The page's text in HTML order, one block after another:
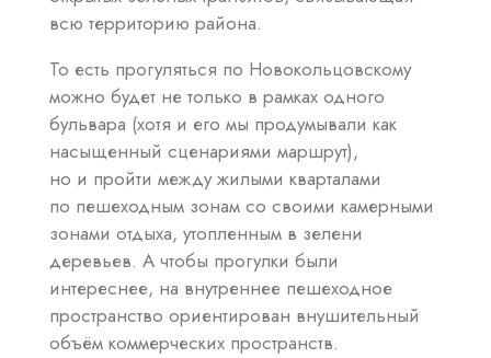
всю территорию района.
То есть прогуляться по Новокольцовскому
можно будет не только в рамках одного
бульвара (хотя и его мы продумывали как
насыщенный сценариями маршрут),
но и пройти между жилыми кварталами
по пешеходным зонам со своими камерными
зонами отдыха, утопленным в зелени
деревьев. А чтобы прогулки были
интереснее, на внутреннее пешеходное
пространство ориентирован внушительный
объём коммерческих пространств.